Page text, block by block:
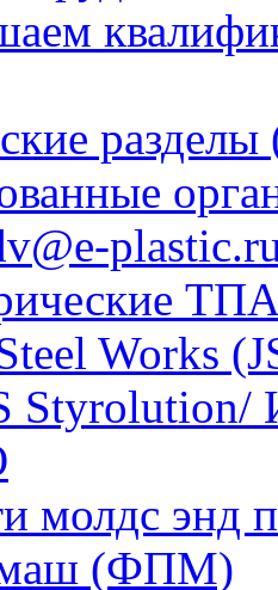
Works
энд
(ФПМ)